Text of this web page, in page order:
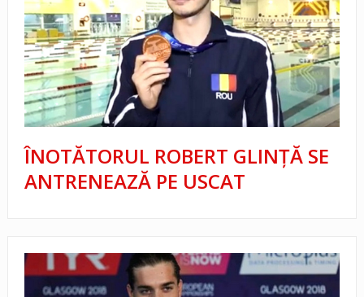
ÎNOTĂTORUL ROBERT GLINŢĂ SE
ANTRENEAZĂ PE USCAT